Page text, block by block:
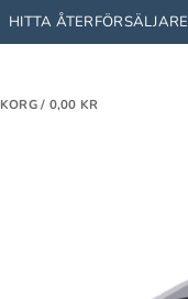
HITTA ÅTERFÖRSÄLJARE
/ 0,00 KR